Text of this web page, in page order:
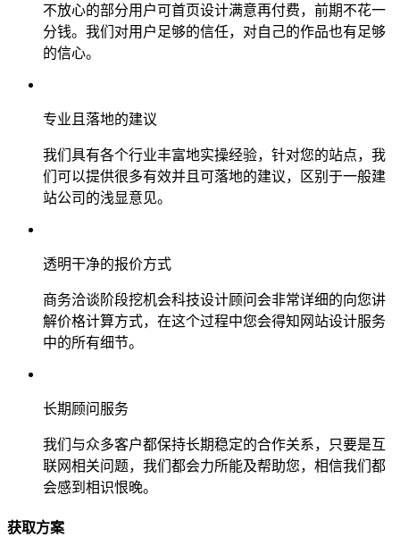
不放心的部分用户可首页设计满意再付费，前期不花一
分钱。我们对用户足够的信任，对自己的作品也有足够
的信心。
专业且落地的建议
我们具有各个行业丰富地实操经验，针对您的站点，我
们可以提供很多有效并且可落地的建议，区别于一般建
站公司的浅显意见。
透明干净的报价方式
商务洽谈阶段挖机会科技设计顾问会非常详细的向您讲
解价格计算方式，在这个过程中您会得知网站设计服务
中的所有细节。
长期顾问服务
我们与众多客户都保持长期稳定的合作关系，只要是互
联网相关问题，我们都会力所能及帮助您，相信我们都
会感到相识恨晚。
获取方案